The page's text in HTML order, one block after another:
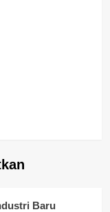
Baru